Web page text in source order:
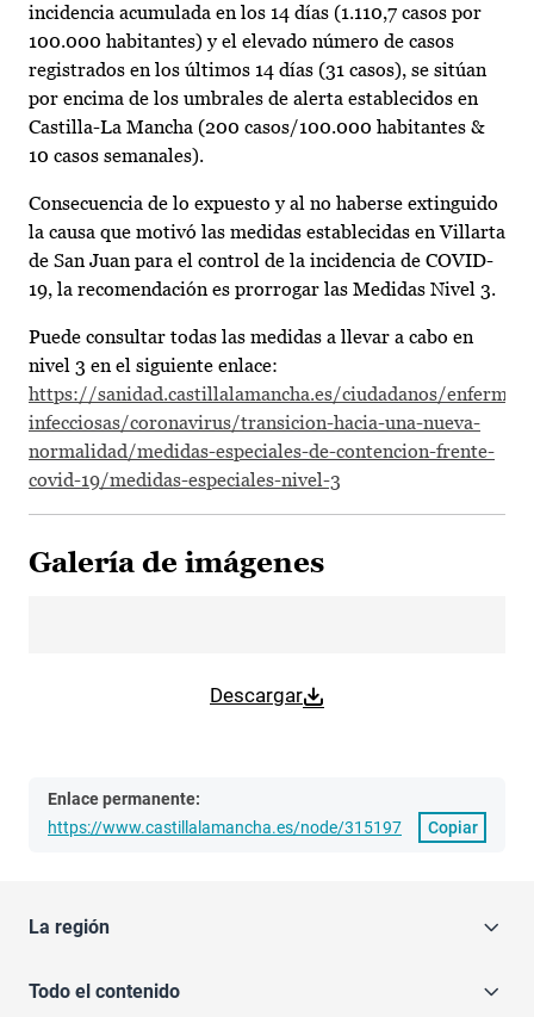
incidencia acumulada en los 14 días (1.110,7 casos por
100.000 habitantes) y el elevado número de casos
registrados en los últimos 14 días (31 casos), se sitúan
por encima de los umbrales de alerta establecidos en
Castilla-La Mancha (200 casos/100.000 habitantes &
10 casos semanales).
Consecuencia de lo expuesto y al no haberse extinguido
la causa que motivó las medidas establecidas en Villarta
de San Juan para el control de la incidencia de COVID-
19, la recomendación es prorrogar las Medidas Nivel 3.
Puede consultar todas las medidas a llevar a cabo en
nivel 3 en el siguiente enlace:
https://sanidad.castillalamancha.es/ciudadanos/
infecciosas/coronavirus/transicion-hacia-una-nueva-
normalidad/medidas-especiales-de-contencion-frente-
covid-19/medidas-especiales-nivel-3
Galería de imágenes
Descargar
Enlace permanente:
https://www.castillalamancha.es/node/315197
Copiar
La región
Todo el contenido